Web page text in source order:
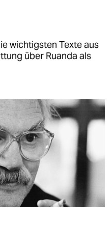
wichtigsten Texte aus
über Ruanda als